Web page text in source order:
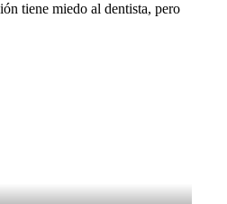
tiene miedo al dentista, pero